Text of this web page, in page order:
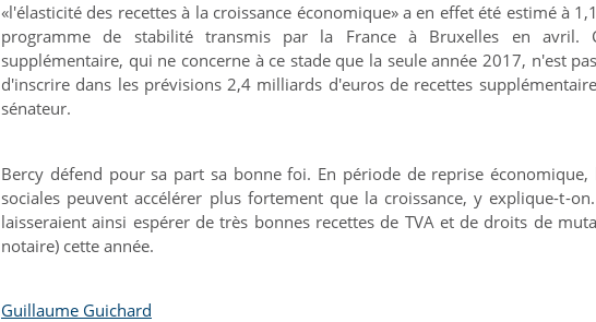
«l'élasticité des recettes à la croissance économique» a en effet été estimé à
programme de stabilité transmis par la France à Bruxelles en avril.
supplémentaire, qui ne concerne à ce stade que la seule année 2017, n'est
d'inscrire dans les prévisions 2,4 milliards d'euros de recettes
sénateur.
Bercy défend pour sa part sa bonne foi. En période de reprise économique,
sociales peuvent accélérer plus fortement que la croissance, y explique-t-
laisseraient ainsi espérer de très bonnes recettes de TVA et de droits de
notaire) cette année.
Guillaume Guichard